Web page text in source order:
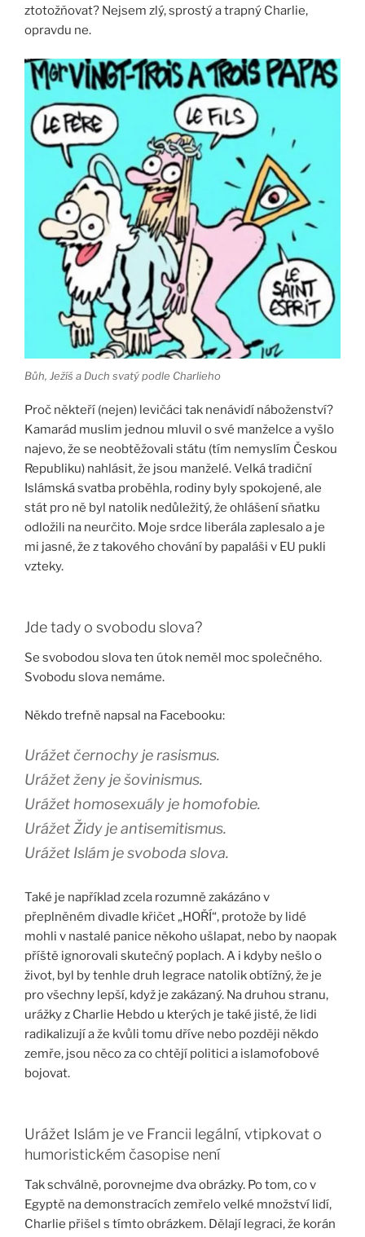
ztotožňovat? Nejsem zlý, sprostý a trapný Charlie,
opravdu ne.
Bůh, Ježíš a Duch svatý podle Charlieho
Proč někteří (nejen) levičáci tak nenávidí náboženství?
Kamarád muslim jednou mluvil o své manželce a vyšlo
najevo, že se neobtěžovali státu (tím nemyslím Českou
Republiku) nahlásit, že jsou manželé. Velká tradiční
Islámská svatba proběhla, rodiny byly spokojené, ale
stát pro ně byl natolik nedůležitý, že ohlášení sňatku
odložili na neurčito. Moje srdce liberála zaplesalo a je
mi jasné, že z takového chování by papaláši v EU pukli
vzteky.
Jde tady o svobodu slova?
Se svobodou slova ten útok neměl moc společného.
Svobodu slova nemáme.
Někdo trefně napsal na Facebooku:
Urážet černochy je rasismus.
Urážet ženy je šovinismus.
Urážet homosexuály je homofobie.
Urážet Židy je antisemitismus.
Urážet Islám je svoboda slova.
Také je například zcela rozumně zakázáno v
přeplněném divadle křičet „HOŘÍ“, protože by lidé
mohli v nastalé panice někoho ušlapat, nebo by naopak
příště ignorovali skutečný poplach. A i kdyby nešlo o
život, byl by tenhle druh legrace natolik obtížný, že je
pro všechny lepší, když je zakázaný. Na druhou stranu,
urážky z Charlie Hebdo u kterých je také jisté, že lidi
radikalizují a že kvůli tomu dříve nebo později někdo
zemře, jsou něco za co chtějí politici a islamofobové
bojovat.
Urážet Islám je ve Francii legální, vtipkovat o
humoristickém časopise není
Tak schválně, porovnejme dva obrázky. Po tom, co v
Egyptě na demonstracích zemřelo velké množství lidí,
Charlie přišel s tímto obrázkem. Dělají legraci, že korán